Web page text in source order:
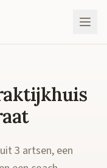
3 artsen, een